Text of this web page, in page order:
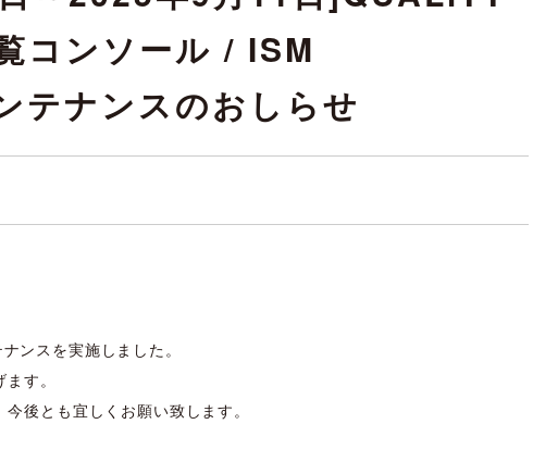
コンソール / ISM
ナンスのおしらせ
ンスを実施しました。
す。
後とも宜しくお願い致します。